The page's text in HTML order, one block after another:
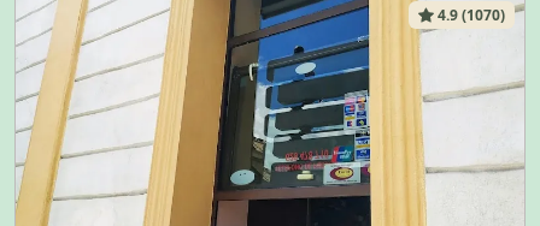
4.9 (1070)